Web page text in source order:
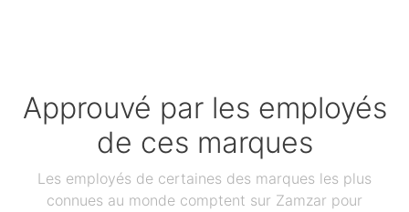
Approuvé par les employés
de ces marques
Les employés de certaines des marques les plus
connues au monde comptent sur Zamzar pour